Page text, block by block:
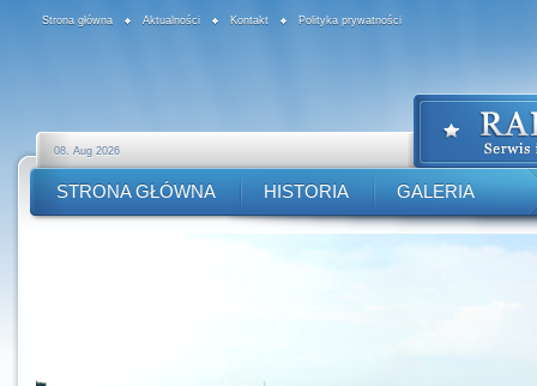
Strona główna Aktualności Kontakt Polityka prywatności
08. Aug 2026
STRONA GŁÓWNA HISTORIA GALERIA